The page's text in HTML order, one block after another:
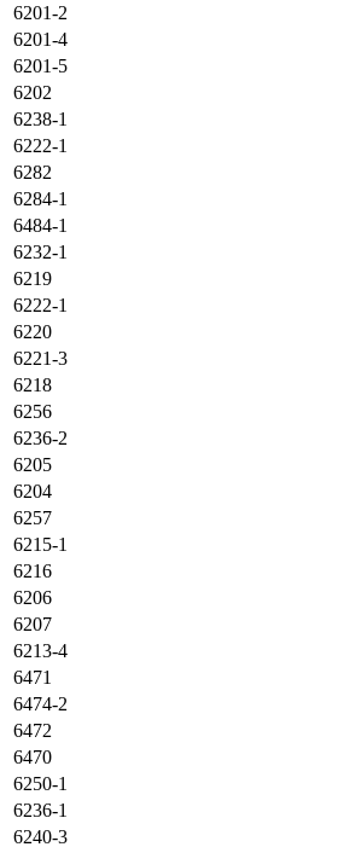
6201-2
6201-4
6201-5
6202
6238-1
6222-1
6282
6284-1
6484-1
6232-1
6219
6222-1
6220
6221-3
6218
6256
6236-2
6205
6204
6257
6215-1
6216
6206
6207
6213-4
6471
6474-2
6472
6470
6250-1
6236-1
6240-3